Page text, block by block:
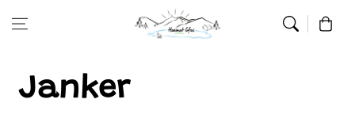
springen
Janker